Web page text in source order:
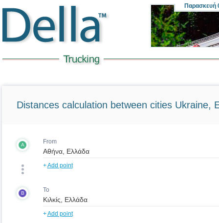
Παρασκευή
Distances calculation between cities Ukraine,
A From
+Add point
B To
+Add point